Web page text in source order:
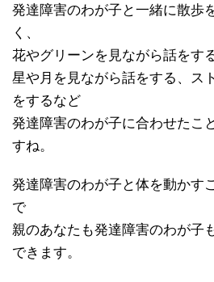
発達障害のわが子と一緒に散歩
く、
花やグリーンを見ながら話をする
星や月を見ながら話をする、ス
をするなど
発達障害のわが子に合わせたこ
すね。
発達障害のわが子と体を動かす
で
親のあなたも発達障害のわが子
できます。